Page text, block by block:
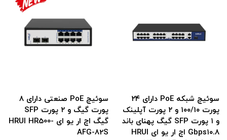
سوئیچ شبکه PoE دارای ۲۴
پورت ۱۰۰/۱۰ و ۲ پورت آپلینک
و ۱ پورت SFP گیگ پهنای باند
Gbps۱۰.۸ اچ ار یو ای HRUI
سوئیچ PoE صنعتی دارای ۸
پورت گیگ و ۲ پورت SFP
گیگ اچ ار یو ای HRUI HR500-
AFG-82S